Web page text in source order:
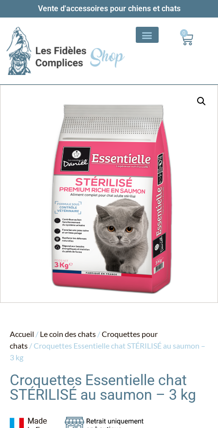
Vente d'accessoires pour chiens et chats
0
Accueil / Le coin des chats /Croquettes pour
chats / Croquettes Essentielle chat STÉRILISÉ au saumon –
3 kg
Croquettes Essentielle chat
STÉRILISÉ au saumon – 3 kg